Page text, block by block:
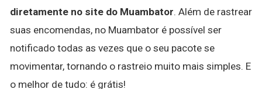
diretamente no site do Muambator. Além de rastrear
suas encomendas, no Muambator é possível ser
notificado todas as vezes que o seu pacote se
movimentar, tornando o rastreio muito mais simples. E
o melhor de tudo: é grátis!